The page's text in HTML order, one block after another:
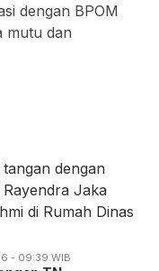
dengan BPOM
mutu dan
- 09:39 WIB